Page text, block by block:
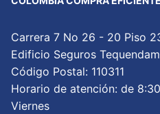
Carrera 7 No 26 - 20 Piso
Edificio Seguros
Código Postal: 110311
Horario de atención: de
Viernes